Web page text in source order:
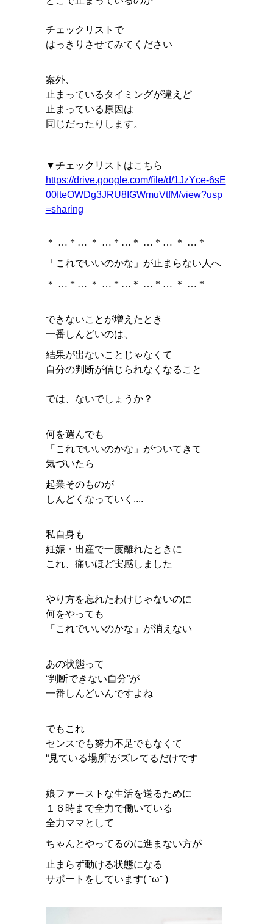
チェックリストで
はっきりさせてみてください
案外、
止まっているタイミングが違えど
止まっている原因は
同じだったりします。
▼チェックリストはこちら
https://drive.google.com/file/d/1JzYce-6sE
00IteOWDg3JRU8IGWmuVtfM/view?usp
=sharing
＊ … * … ＊ … * …＊ … * … ＊ … *
「これでいいのかな」が止まらない人へ
＊ … * … ＊ … * …＊ … * … ＊ … *
できないことが増えたとき
一番しんどいのは、
結果が出ないことじゃなくて
自分の判断が信じられなくなること
では、ないでしょうか？
何を選んでも
「これでいいのかな」がついてきて
気づいたら
起業そのものが
しんどくなっていく....
私自身も
妊娠・出産で一度離れたときに
これ、痛いほど実感しました
やり方を忘れたわけじゃないのに
何をやっても
「これでいいのかな」が消えない
あの状態って
“判断できない自分”が
一番しんどいんですよね
でもこれ
センスでも努力不足でもなくて
“見ている場所”がズレてるだけです
娘ファーストな生活を送るために
１６時まで全力で働いている
全力ママとして
ちゃんとやってるのに進まない方が
止まらず動ける状態になる
サポートをしています( ˘ω˘ )